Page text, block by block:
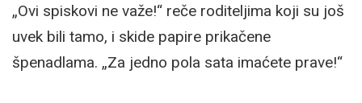
„Ovi spiskovi ne važe!“ reče roditeljima koji su još
uvek bili tamo, i skide papire prikačene
špenadlama. „Za jedno pola sata imaćete prave!“